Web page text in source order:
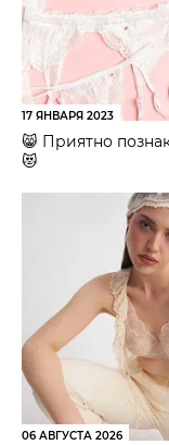
17 ЯНВАРЯ 2023
😸 Приятно
😻
06 АВГУСТА 2026